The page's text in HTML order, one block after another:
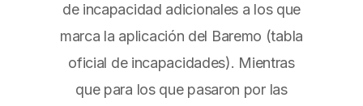
de incapacidad adicionales a los que
marca la aplicación del Baremo (tabla
oficial de incapacidades). Mientras
que para los que pasaron por las